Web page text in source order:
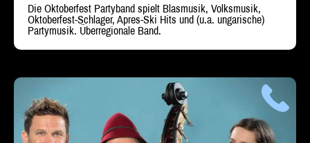
Die Oktoberfest Partyband spielt Blasmusik, Volksmusik,
Oktoberfest-Schlager, Apres-Ski Hits und (u.a. ungarische)
Partymusik. Überregionale Band.